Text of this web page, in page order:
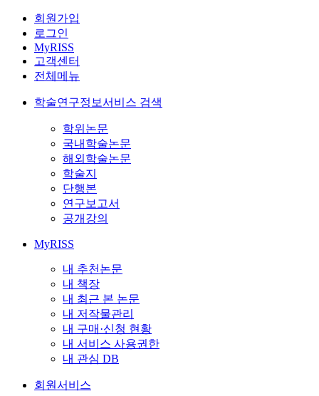
회원가입
로그인
MyRISS
고객센터
전체메뉴
학술연구정보서비스 검색
학위논문
국내학술논문
해외학술논문
학술지
단행본
연구보고서
공개강의
MyRISS
내 추천논문
내 책장
내 최근 본 논문
내 저작물관리
내 구매·신청 현황
내 서비스 사용권한
내 관심 DB
회원서비스